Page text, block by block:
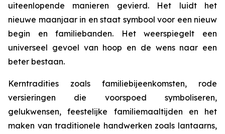
uiteenlopende manieren gevierd. Het luidt het
nieuwe maanjaar in en staat symbool voor een nieuw
begin en familiebanden. Het weerspiegelt een
universeel gevoel van hoop en de wens naar een
beter bestaan.
Kerntradities zoals familiebijeenkomsten, rode
versieringen die voorspoed symboliseren,
gelukwensen, feestelijke familiemaaltijden en het
maken van traditionele handwerken zoals lantaarns,